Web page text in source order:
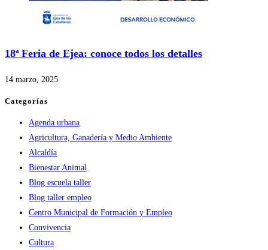
18ª Feria de Ejea: conoce todos los detalles
14 marzo, 2025
Categorías
Agenda urbana
Agricultura, Ganadería y Medio Ambiente
Alcaldía
Bienestar Animal
Blog escuela taller
Blog taller empleo
Centro Municipal de Formación y Empleo
Convivencia
Cultura